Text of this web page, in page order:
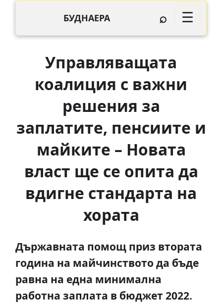
БУДНАЕРА ⌕ ☰
Управляващата
коалиция с важни
решения за
заплатите, пенсиите и
майките – Новата
власт ще се опита да
вдигне стандарта на
хората
Държавната помощ приз втората
година на майчинството да бъде
равна на една минимална
работна заплата в бюджет 2022.